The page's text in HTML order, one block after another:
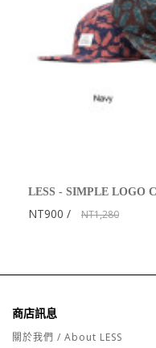
LESS - SIMPLE LOGO
NT900 NT1,280
商店訊息
關於我們 / About LESS